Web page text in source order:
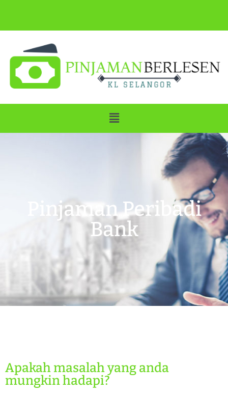
Pinjaman Peribadi
Bank
Apakah masalah yang anda
mungkin hadapi?